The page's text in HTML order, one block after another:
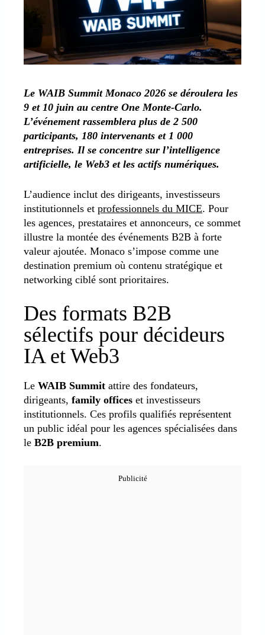
Le WAIB Summit Monaco 2026 se déroulera les
9 et 10 juin au centre One Monte-Carlo.
L’événement rassemblera plus de 2 500
participants, 180 intervenants et 1 000
entreprises. Il se concentre sur l’intelligence
artificielle, le Web3 et les actifs numériques.
L’audience inclut des dirigeants, investisseurs
institutionnels et professionnels du MICE. Pour
les agences, prestataires et annonceurs, ce sommet
illustre la montée des événements B2B à forte
valeur ajoutée. Monaco s’impose comme une
destination premium où contenu stratégique et
networking ciblé sont prioritaires.
Des formats B2B
sélectifs pour décideurs
IA et Web3
Le WAIB Summit attire des fondateurs,
dirigeants, family offices et investisseurs
institutionnels. Ces profils qualifiés représentent
un public idéal pour les agences spécialisées dans
le B2B premium.